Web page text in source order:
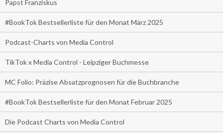
Papst Franziskus
#BookTok Bestsellerliste für den Monat März 2025
Podcast-Charts von Media Control
TikTok x Media Control - Leipziger Buchmesse
MC Folio: Präzise Absatzprognosen für die Buchbranche
#BookTok Bestsellerliste für den Monat Februar 2025
Die Podcast Charts von Media Control